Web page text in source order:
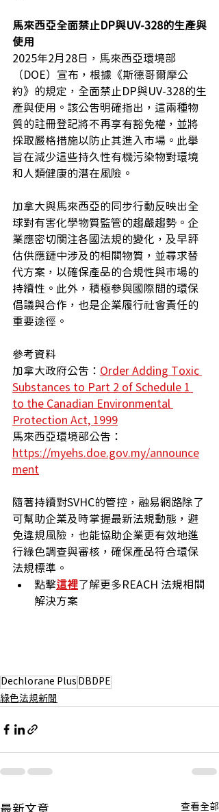
馬來西亞全面禁止DP與UV-328的生產與
使用
2025年2月28日，馬來西亞環境部
（DOE）宣布，根據《斯德哥爾摩公
約》的規定，全面禁止DP與UV-328的生
產與使用。​該公告明確指出，這兩種物
質的註冊登記將不再享有豁免權，並將
採取嚴格措施以防止其進入市場。​此舉
旨在減少這些持久性有機污染物對環境
和人類健康的潛在風險。
加拿大與馬來西亞的同步行動反映出全
球對有害化學物質監管的趨嚴趨勢。​企
業應密切關注各國法規的變化，及早評
估供應鏈中涉及的相關物質，並尋求替
代方案，以確保產品的合規性與市場的
持續性。​此外，積極參與國際間的環保
倡議與合作，也是企業履行社會責任的
重要途徑。
參考資料
加拿大政府公告： Order Adding Toxic
Substances to Part 2 of Schedule 1
to the Canadian Environmental
Protection Act, 1999
馬來西亞環境部公告：
https://myehs.doe.gov.my/announce
ment
隨著持續對SVHC的管控，融易網路除了
可幫助企業及時掌握最新法規動態，避
免違規風險，也能協助企業更有效地進
行綠色調查與審核，確保產品符合環保
法規標準。
點擊這裡了解更多REACH 法規相關
解決方案
Dechlorane Plus DBDPE
綠色法規新聞
查看全部